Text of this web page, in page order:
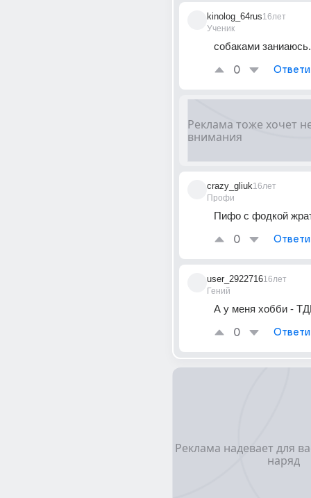
kinolog_64rus
Ученик
16лет
собаками
0
crazy_gliuk
Профи
16лет
Пифо с фодкой
0
user_2922716
Гений
16лет
А у меня хобби -
0